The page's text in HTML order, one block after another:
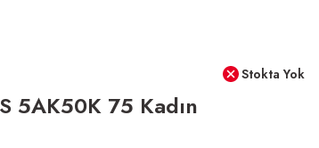
5AK50K 75 Kadın
Stokta Yok